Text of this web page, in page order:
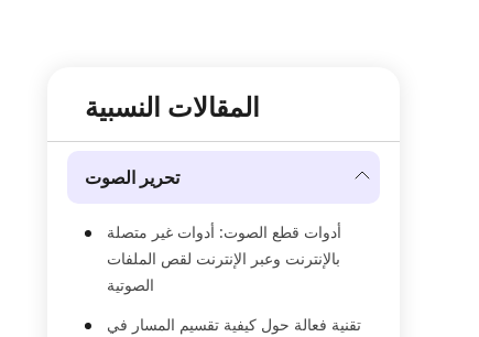
المقالات النسبية
تحرير الصوت
أدوات قطع الصوت: أدوات غير متصلة
بالإنترنت وعبر الإنترنت لقص الملفات
الصوتية
تقنية فعالة حول كيفية تقسيم المسار في